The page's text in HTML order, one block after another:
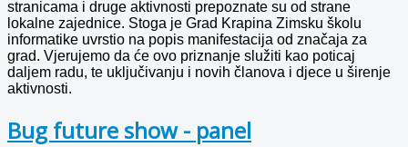
stranicama i druge aktivnosti prepoznate su od strane
lokalne zajednice. Stoga je Grad Krapina Zimsku školu
informatike uvrstio na popis manifestacija od značaja za
grad. Vjerujemo da će ovo priznanje služiti kao poticaj
daljem radu, te uključivanju i novih članova i djece u širenje
aktivnosti.
Bug future show - panel